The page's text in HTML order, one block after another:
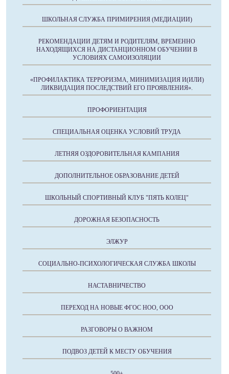
ШКОЛЬНАЯ СЛУЖБА ПРИМИРЕНИЯ (МЕДИАЦИИ)
РЕКОМЕНДАЦИИ ДЕТЯМ И РОДИТЕЛЯМ, ВРЕМЕННО
НАХОДЯЩИХСЯ НА ДИСТАНЦИОННОМ ОБУЧЕНИИ В
УСЛОВИЯХ САМОИЗОЛЯЦИИ
«ПРОФИЛАКТИКА ТЕРРОРИЗМА, МИНИМИЗАЦИЯ И(ИЛИ)
ЛИКВИДАЦИЯ ПОСЛЕДСТВИЙ ЕГО ПРОЯВЛЕНИЯ».
ПРОФОРИЕНТАЦИЯ
СПЕЦИАЛЬНАЯ ОЦЕНКА УСЛОВИЙ ТРУДА
ЛЕТНЯЯ ОЗДОРОВИТЕЛЬНАЯ КАМПАНИЯ
ДОПОЛНИТЕЛЬНОЕ ОБРАЗОВАНИЕ ДЕТЕЙ
ШКОЛЬНЫЙ СПОРТИВНЫЙ КЛУБ "ПЯТЬ КОЛЕЦ"
ДОРОЖНАЯ БЕЗОПАСНОСТЬ
ЭЛЖУР
СОЦИАЛЬНО-ПСИХОЛОГИЧЕСКАЯ СЛУЖБА ШКОЛЫ
НАСТАВНИЧЕСТВО
ПЕРЕХОД НА НОВЫЕ ФГОС НОО, ООО
РАЗГОВОРЫ О ВАЖНОМ
ПОДВОЗ ДЕТЕЙ К МЕСТУ ОБУЧЕНИЯ